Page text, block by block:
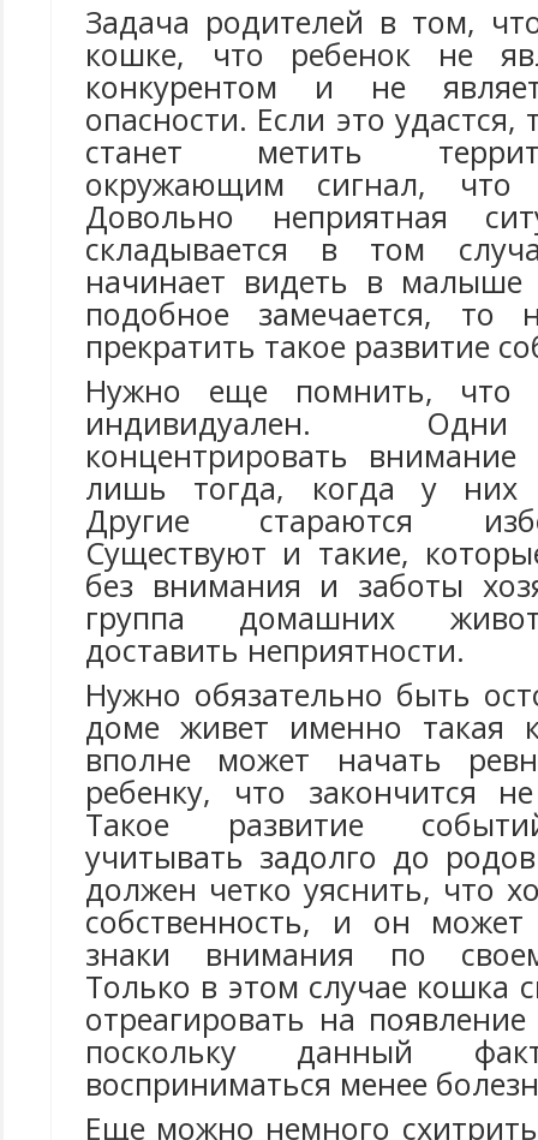
Задача родителей в том,
кошке, что ребенок не
конкурентом и не
опасности. Если это
станет метить
окружающим сигнал,
Довольно неприятная
складывается в том
начинает видеть в малыше
подобное замечается, то
прекратить такое развитие
Нужно еще помнить, что
индивидуален.
концентрировать
лишь тогда, когда у них
Другие стараются
Существуют и такие,
без внимания и заботы
группа домашних
доставить неприятности.
Нужно обязательно быть
доме живет именно такая
вполне может начать
ребенку, что закончится
Такое развитие
учитывать задолго до
должен четко уяснить, что
собственность, и он
знаки внимания по
Только в этом случае кошка
отреагировать на
поскольку данный
восприниматься менее
Еще можно немного